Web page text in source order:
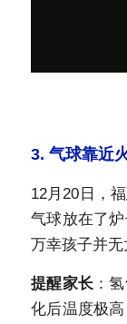
3. 气球靠近
12月20日，
气球放在了
万幸孩子并无
提醒家长 ：
化后温度极